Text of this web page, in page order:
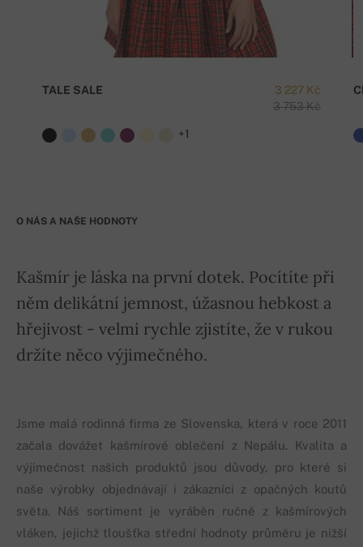
3 227 Kč
3 753 Kč
TALE SALE
+1
O NÁS A NAŠE HODNOTY
Kašmír je láska na první dotek. Pocítíte při
něm delikátní jemnost, úžasnou hebkost a
hřejivost - velmi rychle zjistíte, že v rukou
držíte něco výjimečného.
Jsme malá rodinná firma ze Slovenska, která v roce 2011
začala dovážet kašmírové oblečení z Nepálu. Kvalita a
výjimečnost našich produktů jsou důvody, pro které si
naše výrobky objednávají i zákazníci z opačných koutů
světa. Náš sortiment je vyráběn ručně z kašmírových
vláken, jejichž tloušťka střední hodnoty průměru je nižší